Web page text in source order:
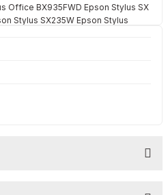
Triumph Adler
Utax
Office BX935FWD Epson Stylus SX
Stylus SX235W Epson Stylus
Epson Stylus SX440W Epson Stylus
Epson WorkForce WF
3530DTWF Epson WorkForce WF-